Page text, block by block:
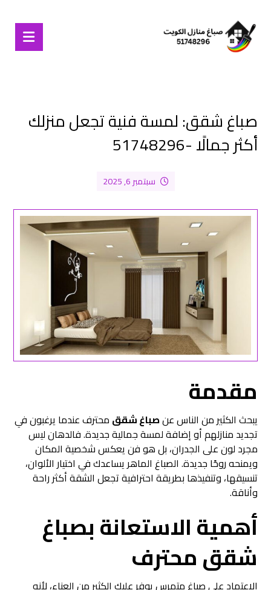
صباغ شقق: لمسة فنية تجعل منزلك
أكثر جمالًا -51748296
سبتمبر 6, 2025
مقدمة
يبحث الكثير من الناس عنصباغ شقق محترف عندما يرغبون في
تجديد منازلهم أو إضافة لمسة جمالية جديدة. فالدهان ليس
مجرد لون على الجدران، بل هو فن يعكس شخصية المكان
ويمنحه روحًا جديدة. الصباغ الماهر يساعدك في اختيار الألوان،
تنسيقها، وتنفيذها بطريقة احترافية تجعل الشقة أكثر راحة
وأناقة.
أهمية الاستعانة بصباغ
شقق محترف
الاعتماد على صباغ متمرس يوفر عليك الكثير من العناء، لأنه